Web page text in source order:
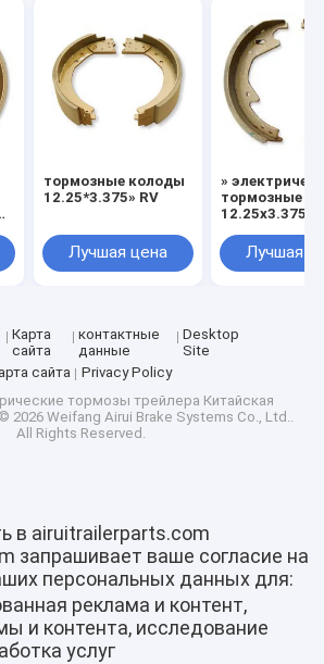
тормозные колоды
12.25*3.375» RV
Лучшая цена
»
тормозные
12.25x3.375
Лучшая
Карта
сайта
контактные
данные
Desktop
Site
сайта
Privacy Policy
тормозы трейлера Китайская
2026 Weifang Airui Brake Systems Co., Ltd..
All Rights Reserved.
в airuitrailerparts.com
запрашивает ваше согласие на
персональных данных для:
реклама и контент,
и контента, исследование
услуг